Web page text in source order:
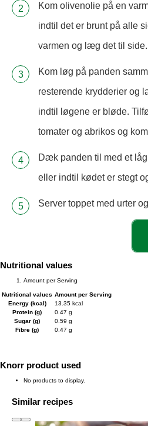
Kom olivenolie på en
indtil det er brunt på alle
varmen og læg det til side.
Kom løg på panden
resterende krydderier og
indtil løgene er bløde.
tomater og abrikos og
Dæk panden til med et
eller indtil kødet er stegt
Server toppet med urter
Nutritional values
Amount per Serving
Nutritional values Amount per Serving
Energy (kcal)
13.35 kcal
Protein (g)
0.47 g
Sugar (g)
0.59 g
Fibre (g)
0.47 g
Knorr product used
No products to display.
Similar recipes
1 to 3of 5